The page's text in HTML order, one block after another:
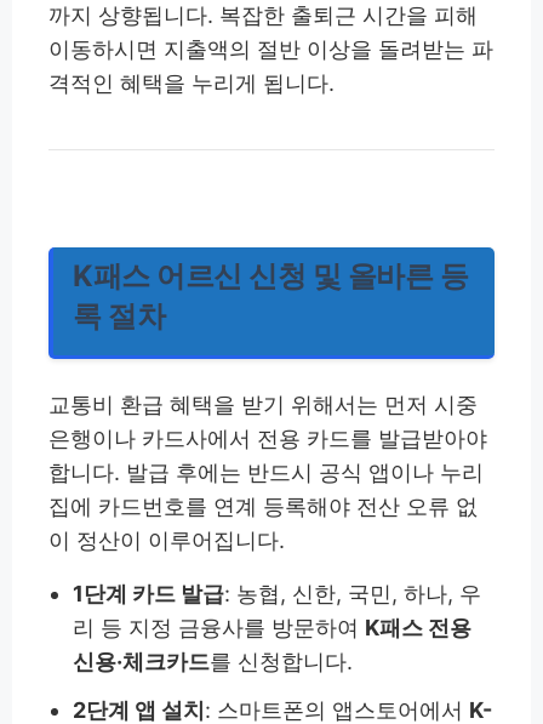
까지 상향됩니다. 복잡한 출퇴근 시간을 피해
이동하시면 지출액의 절반 이상을 돌려받는 파
격적인 혜택을 누리게 됩니다.
K패스 어르신 신청 및 올바른 등
록 절차
교통비 환급 혜택을 받기 위해서는 먼저 시중
은행이나 카드사에서 전용 카드를 발급받아야
합니다. 발급 후에는 반드시 공식 앱이나 누리
집에 카드번호를 연계 등록해야 전산 오류 없
이 정산이 이루어집니다.
1단계 카드 발급: 농협, 신한, 국민, 하나, 우
리 등 지정 금융사를 방문하여 K패스 전용
신용·체크카드를 신청합니다.
2단계 앱 설치: 스마트폰의 앱스토어에서 K-